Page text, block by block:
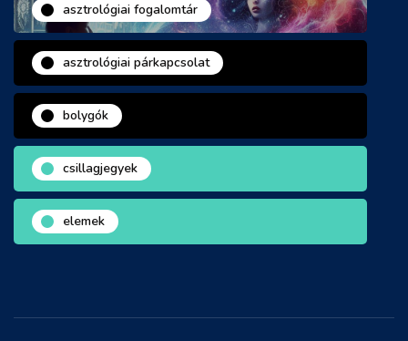
asztrológiai fogalomtár
asztrológiai párkapcsolat
bolygók
csillagjegyek
elemek